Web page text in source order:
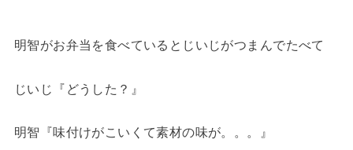
明智がお弁当を食べているとじいじがつまんでたべて
じいじ『どうした？』
明智『味付けがこいくて素材の味が。。。』